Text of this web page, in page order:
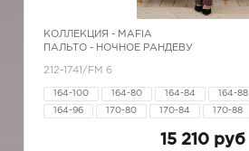
КОЛЛЕКЦИЯ - MAFIA
ПАЛЬТО - НОЧНОЕ РАНДЕВУ
212-1741/FM 6
164-100 164-80 164-84 164-88
164-96 170-80 170-84 170-88
15 210 руб